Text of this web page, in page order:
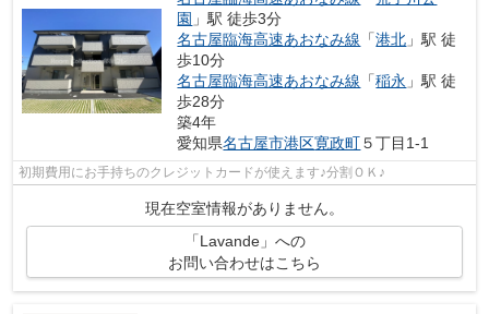
園 」駅 徒歩3分
名古屋臨海高速あおなみ線 「港北 」駅 徒
歩10分
名古屋臨海高速あおなみ線 「稲永 」駅 徒
歩28分
築4年
愛知県名古屋市港区寛政町５丁目1-1
初期費用にお手持ちのクレジットカードが使えます♪分割ＯＫ♪
現在空室情報がありません。
「Lavande」への
お問い合わせはこちら